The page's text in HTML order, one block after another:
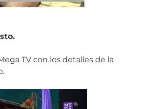
TV con los detalles de la